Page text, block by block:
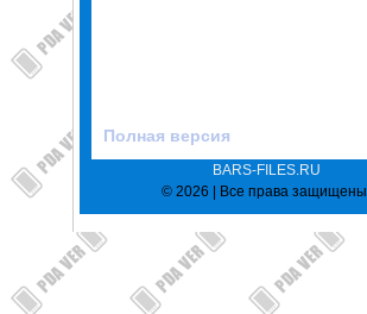
Полная версия
BARS-FILES.RU
© 2026 | Все права защищены.